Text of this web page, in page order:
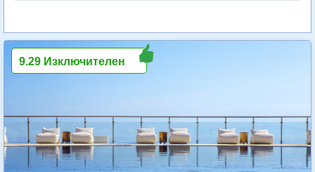
9.29 Изключителен